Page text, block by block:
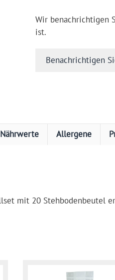
Wir benachrichtigen
ist.
Benachrichtigen
Nährwerte Allergene
mit 20 Stehbodenbeutel